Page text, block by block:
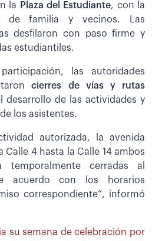
la Plaza del Estudiante, con la
de familia y vecinos. Las
desfilaron con paso firme y
estudiantiles.
las autoridades
cierres de vías y rutas
desarrollo de las actividades y
los asistentes.
autorizada, la avenida
Calle 4 hasta la Calle 14 ambos
temporalmente cerradas al
acuerdo con los horarios
correspondiente”, informó
su semana de celebración por